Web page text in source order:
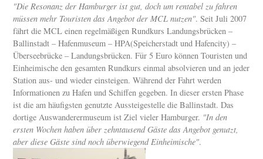
"Die Resonanz der Hamburger ist gut, doch um rentabel zu fahren
müssen mehr Touristen das Angebot der MCL nutzen". Seit Juli 2007
fährt die MCL einen regelmäßigen Rundkurs Landungsbrücken –
Ballinstadt – Hafenmuseum – HPA(Speicherstadt und Hafencity) –
Überseebrücke – Landungsbrücken. Für 5 Euro können Touristen und
Einheimische den gesamten Rundkurs einmal absolvieren und an jeder
Station aus- und wieder einsteigen. Während der Fahrt werden
Informationen zu Hafen und Schiffen gegeben. In dieser ersten Phase
ist die am häufigsten genutzte Aussteigestelle die Ballinstadt. Das
dortige Auswanderermuseum ist Ziel vieler Hamburger. "In den
ersten Wochen haben über zehntausend Gäste das Angebot genutzt,
aber diese Gäste sind noch überwiegend Einheimische".